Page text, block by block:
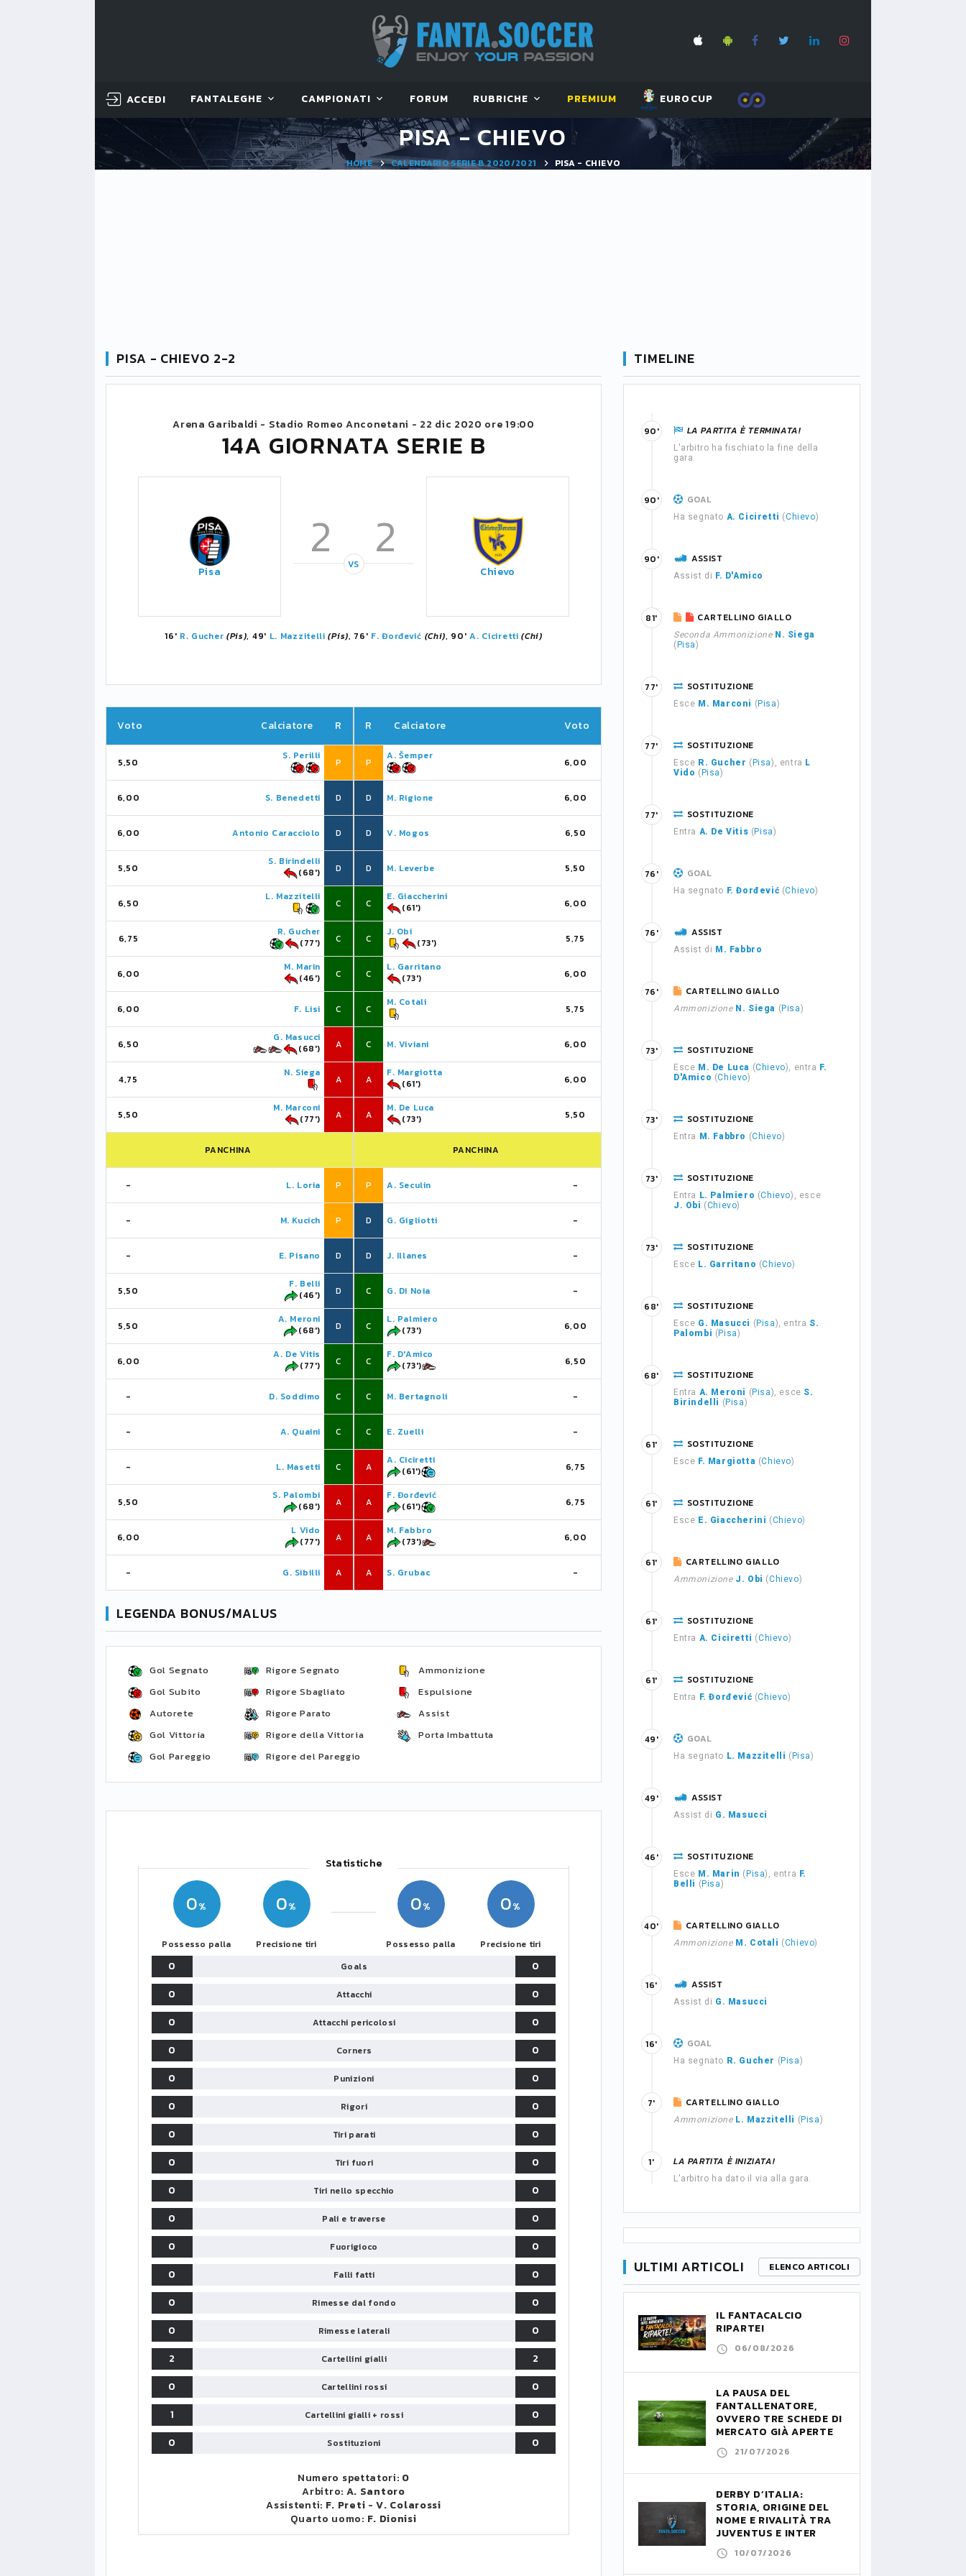
ACCEDI FANTALEGHE CAMPIONATI FORUM RUBRICHE PREMIUM EUROCUP
PISA - CHIEVO
HOME CALENDARIO SERIE B 2020/2021 PISA - CHIEVO
PISA - CHIEVO 2-2
Arena Garibaldi - Stadio Romeo Anconetani - 22 dic 2020 ore 19:00
14A GIORNATA SERIE B
Pisa
2 2
VS Chievo
16' R. Gucher (Pis), 49' L. Mazzitelli (Pis), 76' F. Đorđević (Chi), 90'A. Ciciretti (Chi)
Voto Calciatore R
5,50
S. Perilli
P
6,00 S. Benedetti D
6,00 Antonio Caracciolo D
5,50
S. Birindelli
(68')
D
6,50
L. Mazzitelli
C
6,75
R. Gucher
(77')
C
6,00
M. Marin
(46')
C
6,00 F. Lisi C
6,50
G. Masucci
(68')
A
4,75
N. Siega
A
5,50
M. Marconi
(77')
A
PANCHINA
- L. Loria P
- M. Kucich P
- E. Pisano D
5,50
F. Belli
(46')
D
5,50
A. Meroni
(68')
D
6,00
A. De Vitis
(77')
C
- D. Soddimo C
- A. Quaini C
- L. Masetti C
5,50
S. Palombi
(68')
A
6,00
L Vido
(77')
A
- G. Sibilli A
R Calciatore Voto
P
A. Šemper
6,00
D M. Rigione 6,00
D V. Mogos 6,50
D M. Leverbe 5,50
C
E. Giaccherini
(61')
6,00
C
J. Obi
(73')
5,75
C
L. Garritano
(73')
6,00
C
M. Cotali
5,75
C M. Viviani 6,00
A
F. Margiotta
(61')
6,00
A
M. De Luca
(73')
5,50
PANCHINA
P A. Seculin -
D G. Gigliotti -
D J. Illanes -
C G. Di Noia -
C
L. Palmiero
(73')
6,00
C
F. D'Amico
(73')
6,50
C M. Bertagnoli -
C E. Zuelli -
A
A. Ciciretti
(61')
6,75
A
F. Đorđević
(61')
6,75
A
M. Fabbro
(73')
6,00
A S. Grubac -
LEGENDA BONUS/MALUS
Gol Segnato
Gol Subito
Autorete
Gol Vittoria
Gol Pareggio
Rigore Segnato
Rigore Sbagliato
Rigore Parato
Rigore della Vittoria
Rigore del Pareggio
Ammonizione
Espulsione
Assist
Porta Imbattuta
Statistiche
0
Possesso palla
0
Precisione tiri
0
Possesso palla
0
Precisione tiri
0 Goals
0
0
Attacchi
0
0
Attacchi pericolosi
0
0
Corners
0
0
Punizioni
0
0
Rigori
0
0
Tiri parati
0
0
Tiri fuori
0
0
Tiri nello specchio
0
0
Pali e traverse
0
0
Fuorigioco
0
0
Falli fatti
0
0
Rimesse dal fondo
0
0
Rimesse laterali
0
2
Cartellini gialli
2
0
Cartellini rossi
0
1
Cartellini gialli + rossi
0
0
Sostituzioni 0
Numero spettatori: 0
Arbitro: A. Santoro
Assistenti: F. Preti -V. Colarossi
Quarto uomo: F. Dionisi
TIMELINE
LA PARTITA È TERMINATA!
L'arbitro ha fischiato la fine della
gara.
90'
GOAL
Ha segnato A. Ciciretti (Chievo)
90'
ASSIST
Assist di F. D'Amico
90'
CARTELLINO GIALLO
Seconda Ammonizione N. Siega
( Pisa)
81'
SOSTITUZIONE
Esce M. Marconi ( Pisa)
77'
SOSTITUZIONE
Esce R. Gucher ( Pisa), entra L
Vido ( Pisa)
77'
SOSTITUZIONE
Entra A. De Vitis ( Pisa)
77'
GOAL
Ha segnato F. Đorđević (Chievo)
76'
ASSIST
Assist di M. Fabbro
76'
CARTELLINO GIALLO
Ammonizione N. Siega ( Pisa)
76'
SOSTITUZIONE
Esce M. De Luca (Chievo), entra F.
D'Amico (Chievo)
73'
SOSTITUZIONE
Entra M. Fabbro (Chievo)
73'
SOSTITUZIONE
Entra L. Palmiero (Chievo), esce
J. Obi (Chievo)
73'
SOSTITUZIONE
Esce L. Garritano (Chievo)
73'
SOSTITUZIONE
Esce G. Masucci ( Pisa), entra S.
Palombi ( Pisa)
68'
SOSTITUZIONE
Entra A. Meroni ( Pisa), esce S.
Birindelli ( Pisa)
68'
SOSTITUZIONE
Esce F. Margiotta (Chievo)
61'
SOSTITUZIONE
Esce E. Giaccherini (Chievo)
61'
CARTELLINO GIALLO
Ammonizione J. Obi (Chievo)
61'
SOSTITUZIONE
Entra A. Ciciretti (Chievo)
61'
SOSTITUZIONE
Entra F. Đorđević (Chievo)
61'
GOAL
Ha segnato L. Mazzitelli ( Pisa)
49'
ASSIST
Assist di G. Masucci
49'
SOSTITUZIONE
Esce M. Marin ( Pisa), entra F.
Belli ( Pisa)
46'
CARTELLINO GIALLO
Ammonizione M. Cotali (Chievo)
40'
ASSIST
Assist di G. Masucci
16'
GOAL
Ha segnato R. Gucher ( Pisa)
16'
CARTELLINO GIALLO
Ammonizione L. Mazzitelli ( Pisa)
7'
LA PARTITA È INIZIATA!
L'arbitro ha dato il via alla gara.
1'
ULTIMI ARTICOLI ELENCO ARTICOLI
IL FANTACALCIO
RIPARTE!
06/08/2026
LA PAUSA DEL
FANTALLENATORE,
OVVERO TRE SCHEDE DI
MERCATO GIÀ APERTE
21/07/2026
DERBY D’ITALIA:
STORIA, ORIGINE DEL
NOME E RIVALITÀ TRA
JUVENTUS E INTER
10/07/2026